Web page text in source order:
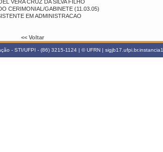
VERA CRUZ DA SILVA FILHO
CERIMONIAL/GABINETE (11.03.05)
EM ADMINISTRACAO
<< Voltar
- STI/UFPI - (86) 3215-1124 | © UFRN | sigjb17.ufpi.br.instancia1